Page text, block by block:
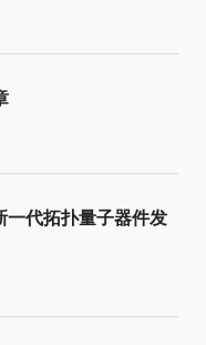
一代拓扑量子器件发